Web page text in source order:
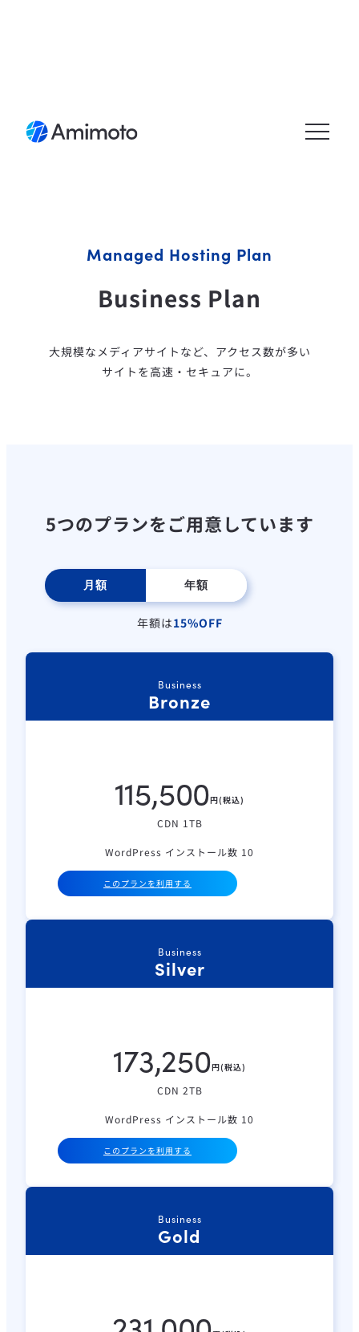
Managed Hosting Plan
Business Plan
大規模なメディアサイトなど、アクセス数が多い
サイトを高速・セキュアに。
5つのプランをご用意しています
月額 年額
年額は15%OFF
Business
Bronze
115,500円(税込)
CDN 1TB
WordPress インストール数 10
このプランを利用する
Business
Silver
173,250円(税込)
CDN 2TB
WordPress インストール数 10
このプランを利用する
Business
Gold